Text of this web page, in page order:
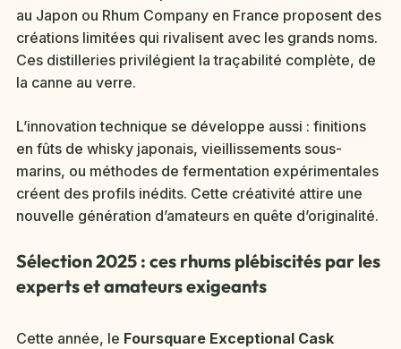
au Japon ou Rhum Company en France proposent des
créations limitées qui rivalisent avec les grands noms.
Ces distilleries privilégient la traçabilité complète, de
la canne au verre.
L’innovation technique se développe aussi : finitions
en fûts de whisky japonais, vieillissements sous-
marins, ou méthodes de fermentation expérimentales
créent des profils inédits. Cette créativité attire une
nouvelle génération d’amateurs en quête d’originalité.
Sélection 2025 : ces rhums plébiscités par les
experts et amateurs exigeants
Cette année, le Foursquare Exceptional Cask